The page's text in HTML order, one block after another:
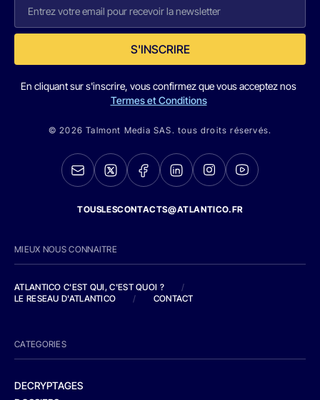
S'INSCRIRE
En cliquant sur s'inscrire, vous confirmez que vous acceptez nos
Termes et Conditions
© 2026 Talmont Media SAS. tous droits réservés.
TOUSLESCONTACTS@ATLANTICO.FR
MIEUX NOUS CONNAITRE
ATLANTICO C'EST QUI, C'EST QUOI ?
/
LE RESEAU D'ATLANTICO
/ CONTACT
CATEGORIES
DECRYPTAGES